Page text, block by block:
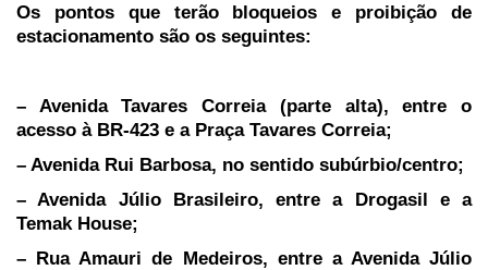
Os pontos que terão bloqueios e proibição de
estacionamento são os seguintes:
– Avenida Tavares Correia (parte alta), entre o
acesso à BR-423 e a Praça Tavares Correia;
– Avenida Rui Barbosa, no sentido subúrbio/centro;
– Avenida Júlio Brasileiro, entre a Drogasil e a
Temak House;
– Rua Amauri de Medeiros, entre a Avenida Júlio